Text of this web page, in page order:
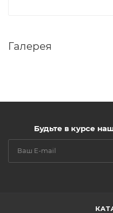
Галерея
Будьте в курсе